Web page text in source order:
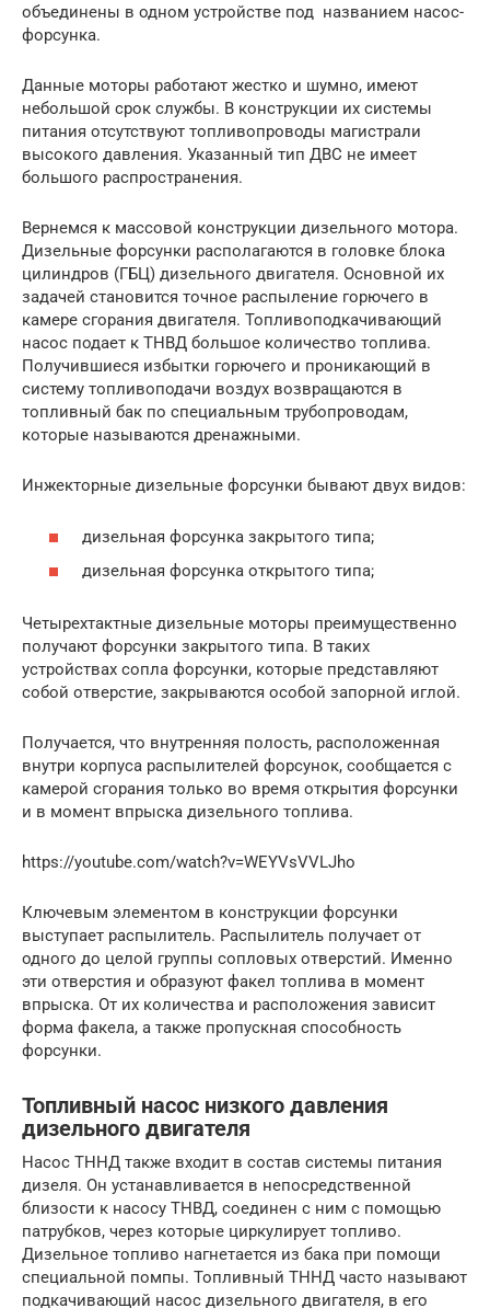
объединены в одном устройстве под названием насос-
форсунка.
Данные моторы работают жестко и шумно, имеют
небольшой срок службы. В конструкции их системы
питания отсутствуют топливопроводы магистрали
высокого давления. Указанный тип ДВС не имеет
большого распространения.
Вернемся к массовой конструкции дизельного мотора.
Дизельные форсунки располагаются в головке блока
цилиндров (ГБЦ) дизельного двигателя. Основной их
задачей становится точное распыление горючего в
камере сгорания двигателя. Топливоподкачивающий
насос подает к ТНВД большое количество топлива.
Получившиеся избытки горючего и проникающий в
систему топливоподачи воздух возвращаются в
топливный бак по специальным трубопроводам,
которые называются дренажными.
Инжекторные дизельные форсунки бывают двух видов:
дизельная форсунка закрытого типа;
дизельная форсунка открытого типа;
Четырехтактные дизельные моторы преимущественно
получают форсунки закрытого типа. В таких
устройствах сопла форсунки, которые представляют
собой отверстие, закрываются особой запорной иглой.
Получается, что внутренняя полость, расположенная
внутри корпуса распылителей форсунок, сообщается с
камерой сгорания только во время открытия форсунки
и в момент впрыска дизельного топлива.
https://youtube.com/watch?v=WEYVsVVLJho
Ключевым элементом в конструкции форсунки
выступает распылитель. Распылитель получает от
одного до целой группы сопловых отверстий. Именно
эти отверстия и образуют факел топлива в момент
впрыска. От их количества и расположения зависит
форма факела, а также пропускная способность
форсунки.
Топливный насос низкого давления
дизельного двигателя
Насос ТННД также входит в состав системы питания
дизеля. Он устанавливается в непосредственной
близости к насосу ТНВД, соединен с ним с помощью
патрубков, через которые циркулирует топливо.
Дизельное топливо нагнетается из бака при помощи
специальной помпы. Топливный ТННД часто называют
подкачивающий насос дизельного двигателя, в его